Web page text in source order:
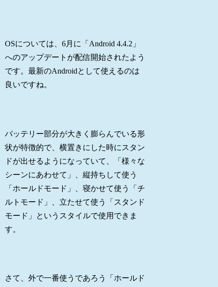
OSについては、6月に「Android 4.4.2」
へのアップデートが配信開始されたよう
です。最新のAndroidとして使えるのは
良いですね。
バッテリー部分が大きく膨らんでいる形
状が特徴的で、横置きにした時にスタン
ドが出せるようになっていて、「様々な
シーンにあわせて」、縦持ちして使う
「ホールドモード」、寝かせて使う「チ
ルトモード」、立たせて使う「スタンド
モード」というスタイルで使用できま
す。
さて、外で一番使うであろう「ホールド